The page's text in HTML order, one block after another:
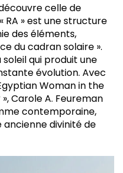
celle de
RA » est une structure
des éléments,
du cadran solaire ».
soleil qui produit une
évolution. Avec
Woman in the
Carole A. Feureman
contemporaine,
divinité de